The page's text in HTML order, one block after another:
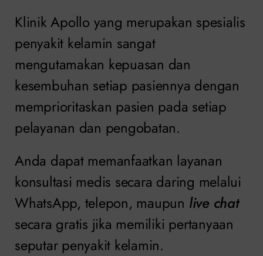
Klinik Apollo yang merupakan spesialis
penyakit kelamin sangat
mengutamakan kepuasan dan
kesembuhan setiap pasiennya dengan
memprioritaskan pasien pada setiap
pelayanan dan pengobatan.
Anda dapat memanfaatkan layanan
konsultasi medis secara daring melalui
WhatsApp, telepon, maupun live chat
secara gratis jika memiliki pertanyaan
seputar penyakit kelamin.